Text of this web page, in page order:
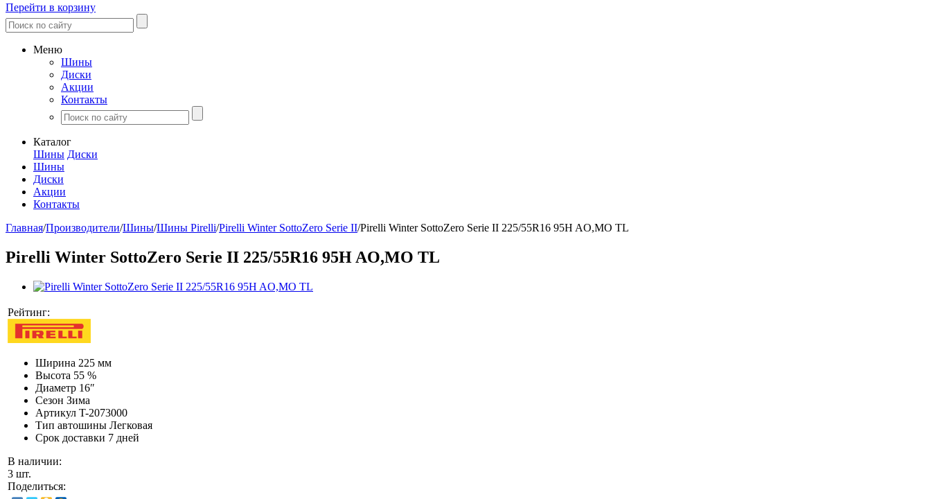
Перейти в корзину
Меню
Шины
Диски
Акции
Контакты
Каталог
Шины Диски
Шины
Диски
Акции
Контакты
Главная/Производители/Шины/Шины Pirelli/Pirelli Winter SottoZero Serie II/Pirelli Winter SottoZero Serie II 225/55R16 95H AO,MO TL
Pirelli Winter SottoZero Serie II 225/55R16 95H AO,MO TL
Рейтинг:
Ширина 225 мм
Высота 55 %
Диаметр 16″
Сезон Зима
Артикул T-2073000
Тип автошины Легковая
Срок доставки 7 дней
В наличии:
3 шт.
Поделиться: